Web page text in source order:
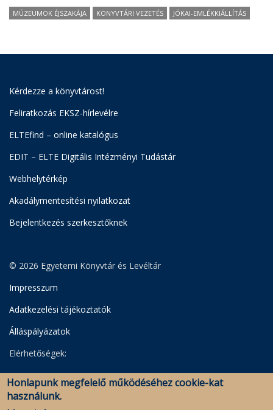
MÚZEUMOK ÉJSZAKÁJA KÖNYVTÁRI VEZETÉS JÓKAI-EMLÉKKIÁLLÍTÁS
Kérdezze a könyvtárost!
Feliratkozás EKSZ-hírlevélre
ELTEfind – online katalógus
EDIT – ELTE Digitális Intézményi Tudástár
Webhelytérkép
Akadálymentesítési nyilatkozat
Bejelentkezés szerkesztőknek
© 2026 Egyetemi Könyvtár és Levéltár
Impresszum
Adatkezelési tájékoztatók
Álláspályázatok
Elérhetőségek:
Egyetemi Könyvtár
Levéltár
Savaria Könyvtár és Levéltár (Szombathely)
Honlapunk megfelelő működéséhez cookie-kat
használunk.